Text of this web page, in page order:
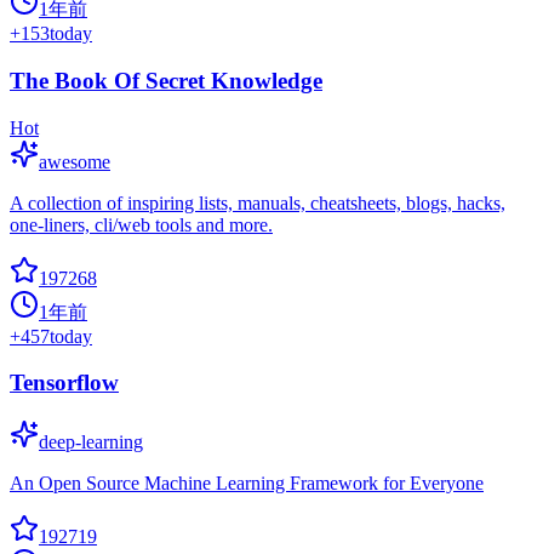
1年前
+153today
The Book Of Secret Knowledge
Hot
awesome
A collection of inspiring lists, manuals, cheatsheets, blogs, hacks,
one-liners, cli/web tools and more.
197268
1年前
+457today
Tensorflow
deep-learning
An Open Source Machine Learning Framework for Everyone
192719